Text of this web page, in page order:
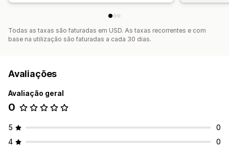
Todas as taxas são faturadas em USD. As taxas recorrentes e com
base na utilização são faturadas a cada 30 dias.
Avaliações
Avaliação geral
0
5
0
4
0